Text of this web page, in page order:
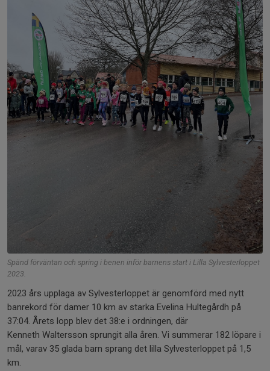
Spänd förväntan och spring i benen inför barnens start i Lilla Sylvesterloppet
2023.
2023 års upplaga av Sylvesterloppet är genomförd med nytt
banrekord för damer 10 km av starka Evelina Hultegårdh på
37:04. Årets lopp blev det 38:e i ordningen, där
Kenneth Waltersson sprungit alla åren. Vi summerar 182 löpare i
mål, varav 35 glada barn sprang det lilla Sylvesterloppet på 1,5
km.